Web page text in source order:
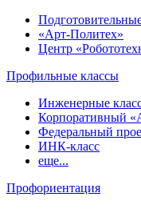
«Арт-Политех»
Центр
Профильные классы
Инженерные
Корпоративный
Федеральный
ИНК-класс
еще...
Профориентация